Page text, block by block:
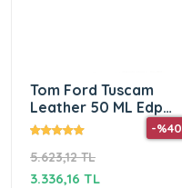
Tom Ford Tuscam
Leather 50 ML Edp
Unisex Parfüm
5.623,12 TL
-%40
3.336,16 TL